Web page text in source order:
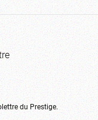
du Prestige.